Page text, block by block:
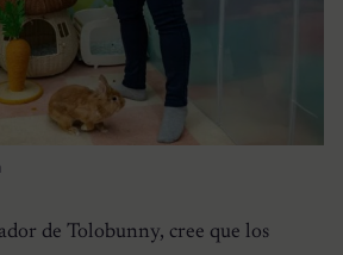
de Tolobunny, cree que los